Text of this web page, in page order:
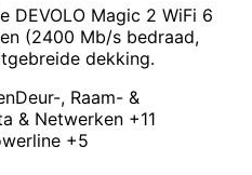
DEVOLO Magic 2 WiFi 6
(2400 Mb/s bedraad,
dekking.
Deur-, Raam- &
& Netwerken +11
+5